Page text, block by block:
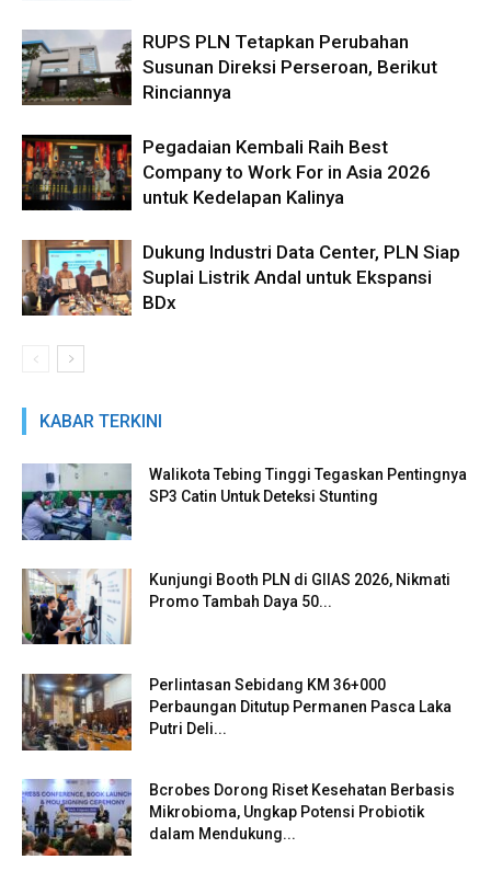
RUPS PLN Tetapkan Perubahan
Susunan Direksi Perseroan, Berikut
Rinciannya
Pegadaian Kembali Raih Best
Company to Work For in Asia 2026
untuk Kedelapan Kalinya
Dukung Industri Data Center, PLN Siap
Suplai Listrik Andal untuk Ekspansi
BDx
KABAR TERKINI
Walikota Tebing Tinggi Tegaskan Pentingnya
SP3 Catin Untuk Deteksi Stunting
Kunjungi Booth PLN di GIIAS 2026, Nikmati
Promo Tambah Daya 50...
Perlintasan Sebidang KM 36+000
Perbaungan Ditutup Permanen Pasca Laka
Putri Deli...
Bcrobes Dorong Riset Kesehatan Berbasis
Mikrobioma, Ungkap Potensi Probiotik
dalam Mendukung...